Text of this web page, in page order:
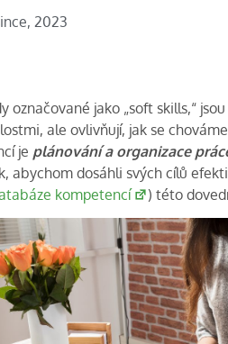
2023
označované jako „soft skills,“
ale ovlivňují, jak se
je plánování a organizace
abychom dosáhli svých cílů
kompetencí ) této